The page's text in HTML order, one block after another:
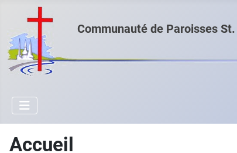
Communauté de Paroisses
Accueil